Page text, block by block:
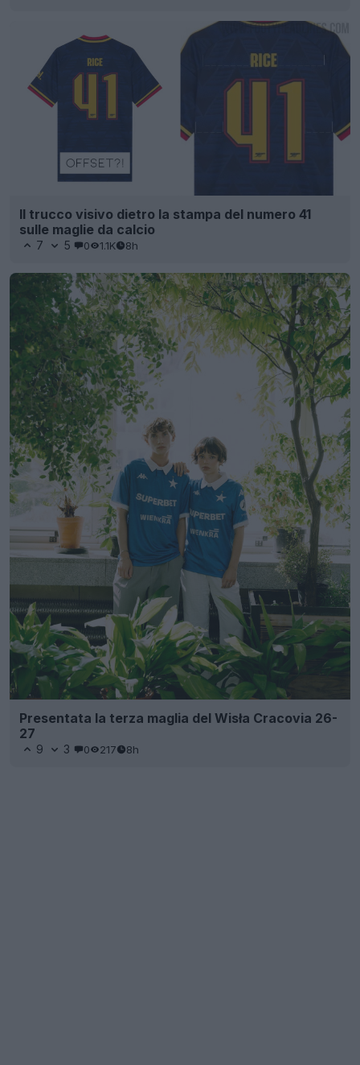
Il trucco visivo dietro la stampa del numero 41
sulle maglie da calcio
7 5 0 1.1K 8h
Presentata la terza maglia del Wisła Cracovia 26-
27
9 3 0 217 8h